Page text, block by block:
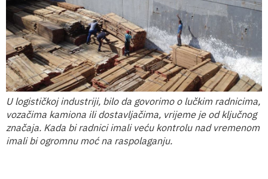
U logističkoj industriji, bilo da govorimo o lučkim radnicima,
vozačima kamiona ili dostavljačima, vrijeme je od ključnog
značaja. Kada bi radnici imali veću kontrolu nad vremenom
imali bi ogromnu moć na raspolaganju.